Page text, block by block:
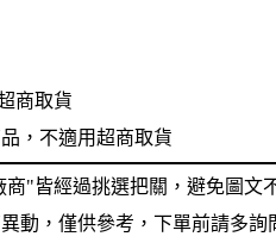
商取貨
，不適用超商取貨
商"皆經過挑選把關，避免圖文
動，僅供參考，下單前請多詢